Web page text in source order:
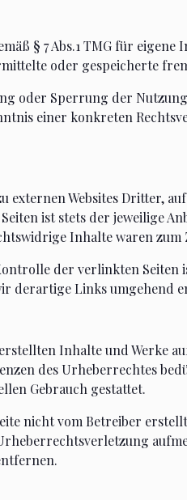
§ 7 Abs.1 TMG für
oder gespeicherte
oder Sperrung der
einer konkreten
externen Websites Dritter,
ist stets der jeweilige
Inhalte waren
der verlinkten Seiten
derartige Links umgehend
Inhalte und Werke
des Urheberrechtes
Gebrauch gestattet.
nicht vom Betreiber